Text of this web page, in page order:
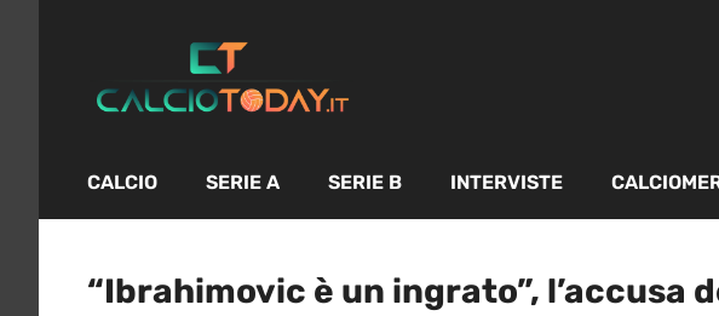
contenuto
CALCIO SERIE A SERIE B INTERVISTE
“Ibrahimovic è un ingrato”, l’accusa